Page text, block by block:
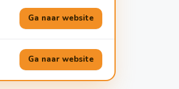
Ga naar website
Ga naar website